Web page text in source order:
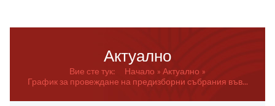
Актуално
Вие сте тук: Начало
Актуално
График за провеждане на предизборни събрания във...